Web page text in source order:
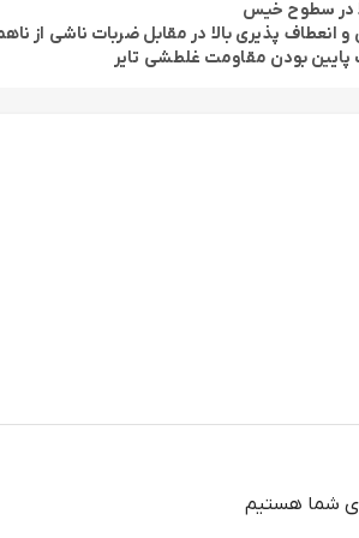
در سطوح خیس
انعطاف پذیری بالا در مقابل ضربات ناشی از
بودن مقاومت غلطشی تایر
شما هستیم